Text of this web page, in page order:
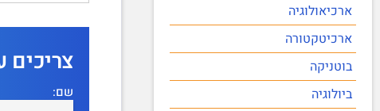
ארכיאולוגיה
ארכיטקטורה
בוטניקה
ביולוגיה
צריכים
שם: